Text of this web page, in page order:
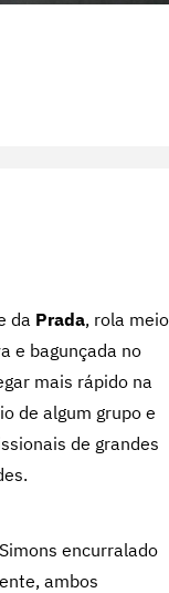
da Prada, rola meio
e bagunçada no
mais rápido na
de algum grupo e
de grandes
encurralado
ambos